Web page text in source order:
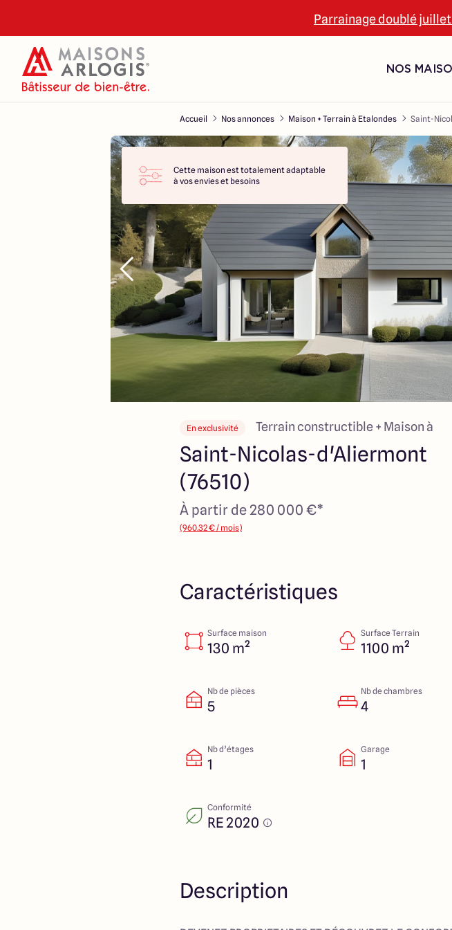
Parrainage doublé
NOS
Accueil Nos annonces Maison + Terrain à Etalondes Saint-
Cette maison est totalement adaptable
à vos envies et besoins
En exclusivité Terrain constructible + Maison à
Saint-Nicolas-d'Aliermont
(76510)
À partir de 280 000 €*
(960.32 € / mois)
Caractéristiques
Surface maison
130 m²
Surface Terrain
1100 m²
Nb de pièces
5
Nb de chambres
4
Nb d’étages
1
Garage
1
Conformité
RE 2020
Description